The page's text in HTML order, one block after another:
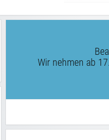
Wir nehmen ab